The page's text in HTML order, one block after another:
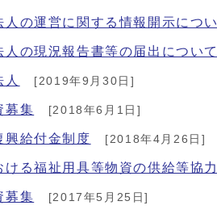
人の運営に関する情報開示につ
人の現況報告書等の届出について
[2019年9月30日]
募集 [2018年6月1日]
興給付金制度 [2018年4月26日]
ける福祉用具等物資の供給等協
募集 [2017年5月25日]